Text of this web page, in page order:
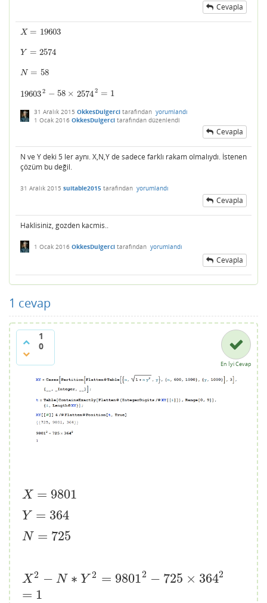
Cevapla
X = 19603
X= 19603
Y = 2574
Y= 2574
N = 58
N= 58
196032 − 58 × 25742 = 1
196032 −58×25742=1
31 Aralık 2015 OkkesDulgerci tarafından yorumlandı
1 Ocak 2016 OkkesDulgerci tarafından düzenlendi
Cevapla
N ve Y deki 5 ler aynı. X,N,Y de sadece farklı rakam olmalıydı. İstenen
çözüm bu değil.
31 Aralık 2015 suitable2015 tarafından yorumlandı
Cevapla
Haklisiniz, gozden kacmis..
1 Ocak 2016 OkkesDulgerci tarafından yorumlandı
Cevapla
1 cevap
1
0
En İyi Cevap
X = 9801
X= 9801
Y = 364
Y= 364
N = 725
N= 725
X2 − N ∗ Y 2 = 98012 − 725 × 3642
= 1
X2− N∗Y2 =9801 2− 725×3642=1